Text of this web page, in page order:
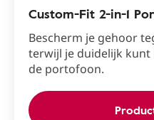
Custom-Fit 2-in-1
Bescherm je gehoor
terwijl je duidelijk kunt
de portofoon.